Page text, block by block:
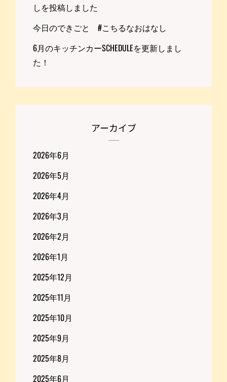
しを投稿しました
今日のできごと #こちるなおはなし
6月のキッチンカーSCHEDULEを更新しまし
た！
アーカイブ
2026年6月
2026年5月
2026年4月
2026年3月
2026年2月
2026年1月
2025年12月
2025年11月
2025年10月
2025年9月
2025年8月
2025年6月